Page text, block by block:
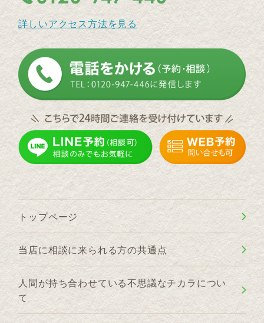
詳しいアクセス方法を見る
トップページ
当店に相談に来られる方の共通点
人間が持ち合わせている不思議なチカラについ
て